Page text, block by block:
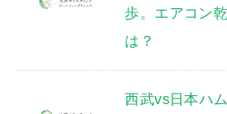
歩。エアコン
は？
西武vs日本ハ